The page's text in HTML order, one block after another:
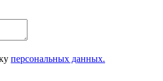
персональных данных.